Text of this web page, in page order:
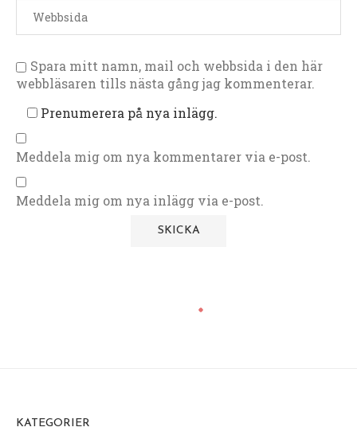
Spara mitt namn, mail och webbsida i den här
webbläsaren tills nästa gång jag kommenterar.
Prenumerera på nya inlägg.
Meddela mig om nya kommentarer via e-post.
Meddela mig om nya inlägg via e-post.
KATEGORIER